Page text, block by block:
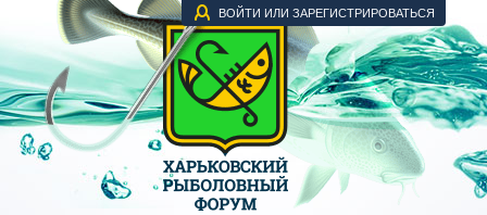
ВОЙТИ ИЛИ ЗАРЕГИСТРИРОВАТЬСЯ